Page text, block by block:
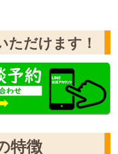
ただけます！
特徴